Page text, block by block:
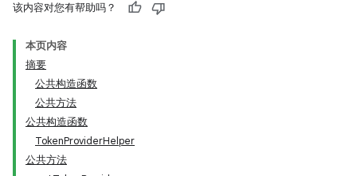
该内容对您有帮助吗？
本页内容
摘要
公共构造函数
公共方法
公共构造函数
TokenProviderHelper
公共方法